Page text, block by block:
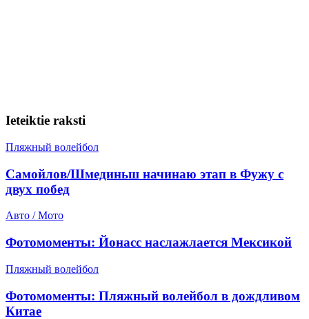
Ieteiktie raksti
Пляжный волейбол
Самойлов/Шмединьш начинаю этап в Фужу с
двух побед
Авто / Мото
Фотомоменты: Йонасс наслажлается Мексикой
Пляжный волейбол
Фотомоменты: Пляжный волейбол в дождливом
Китае